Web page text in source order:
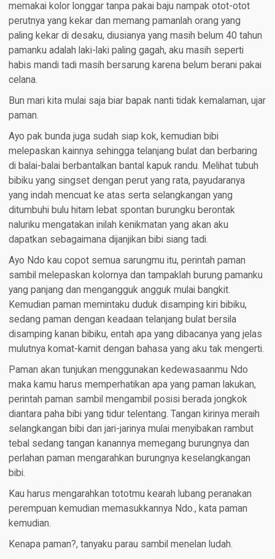
memakai kolor longgar tanpa pakai baju nampak otot-otot
perutnya yang kekar dan memang pamanlah orang yang
paling kekar di desaku, diusianya yang masih belum 40 tahun
pamanku adalah laki-laki paling gagah, aku masih seperti
habis mandi tadi masih bersarung karena belum berani pakai
celana.
Bun mari kita mulai saja biar bapak nanti tidak kemalaman, ujar
paman.
Ayo pak bunda juga sudah siap kok, kemudian bibi
melepaskan kainnya sehingga telanjang bulat dan berbaring
di balai-balai berbantalkan bantal kapuk randu. Melihat tubuh
bibiku yang singset dengan perut yang rata, payudaranya
yang indah mencuat ke atas serta selangkangan yang
ditumbuhi bulu hitam lebat spontan burungku berontak
naluriku mengatakan inilah kenikmatan yang akan aku
dapatkan sebagaimana dijanjikan bibi siang tadi.
Ayo Ndo kau copot semua sarungmu itu, perintah paman
sambil melepaskan kolornya dan tampaklah burung pamanku
yang panjang dan mengangguk angguk mulai bangkit.
Kemudian paman memintaku duduk disamping kiri bibiku,
sedang paman dengan keadaan telanjang bulat bersila
disamping kanan bibiku, entah apa yang dibacanya yang jelas
mulutnya komat-kamit dengan bahasa yang aku tak mengerti.
Paman akan tunjukan menggunakan kedewasaanmu Ndo
maka kamu harus memperhatikan apa yang paman lakukan,
perintah paman sambil mengambil posisi berada jongkok
diantara paha bibi yang tidur telentang. Tangan kirinya meraih
selangkangan bibi dan jari-jarinya mulai menyibakan rambut
tebal sedang tangan kanannya memegang burungnya dan
perlahan paman mengarahkan burungnya keselangkangan
bibi.
Kau harus mengarahkan tototmu kearah lubang peranakan
perempuan kemudian memasukkannya Ndo., kata paman
kemudian.
Kenapa paman?, tanyaku parau sambil menelan ludah.